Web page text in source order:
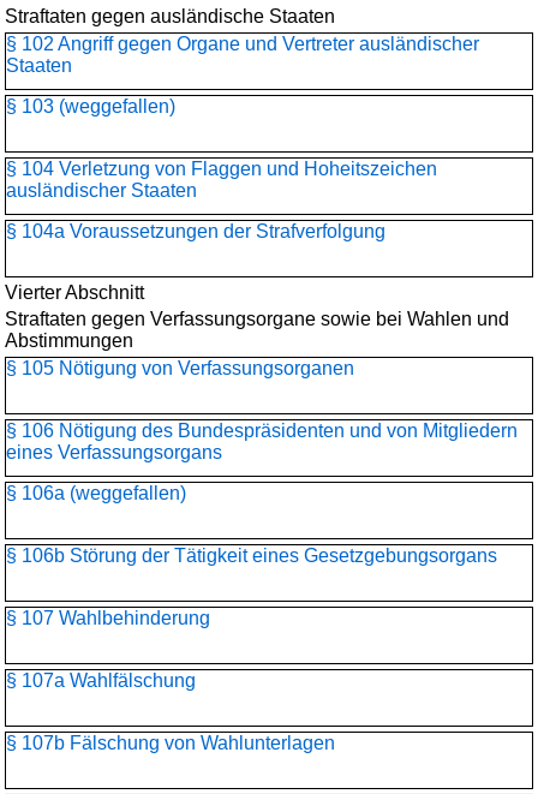
Straftaten gegen ausländische Staaten
§ 102 Angriff gegen Organe und Vertreter ausländischer
Staaten
§ 103 (weggefallen)
§ 104 Verletzung von Flaggen und Hoheitszeichen
ausländischer Staaten
§ 104a Voraussetzungen der Strafverfolgung
Vierter Abschnitt
Straftaten gegen Verfassungsorgane sowie bei Wahlen und
Abstimmungen
§ 105 Nötigung von Verfassungsorganen
§ 106 Nötigung des Bundespräsidenten und von Mitgliedern
eines Verfassungsorgans
§ 106a (weggefallen)
§ 106b Störung der Tätigkeit eines Gesetzgebungsorgans
§ 107 Wahlbehinderung
§ 107a Wahlfälschung
§ 107b Fälschung von Wahlunterlagen